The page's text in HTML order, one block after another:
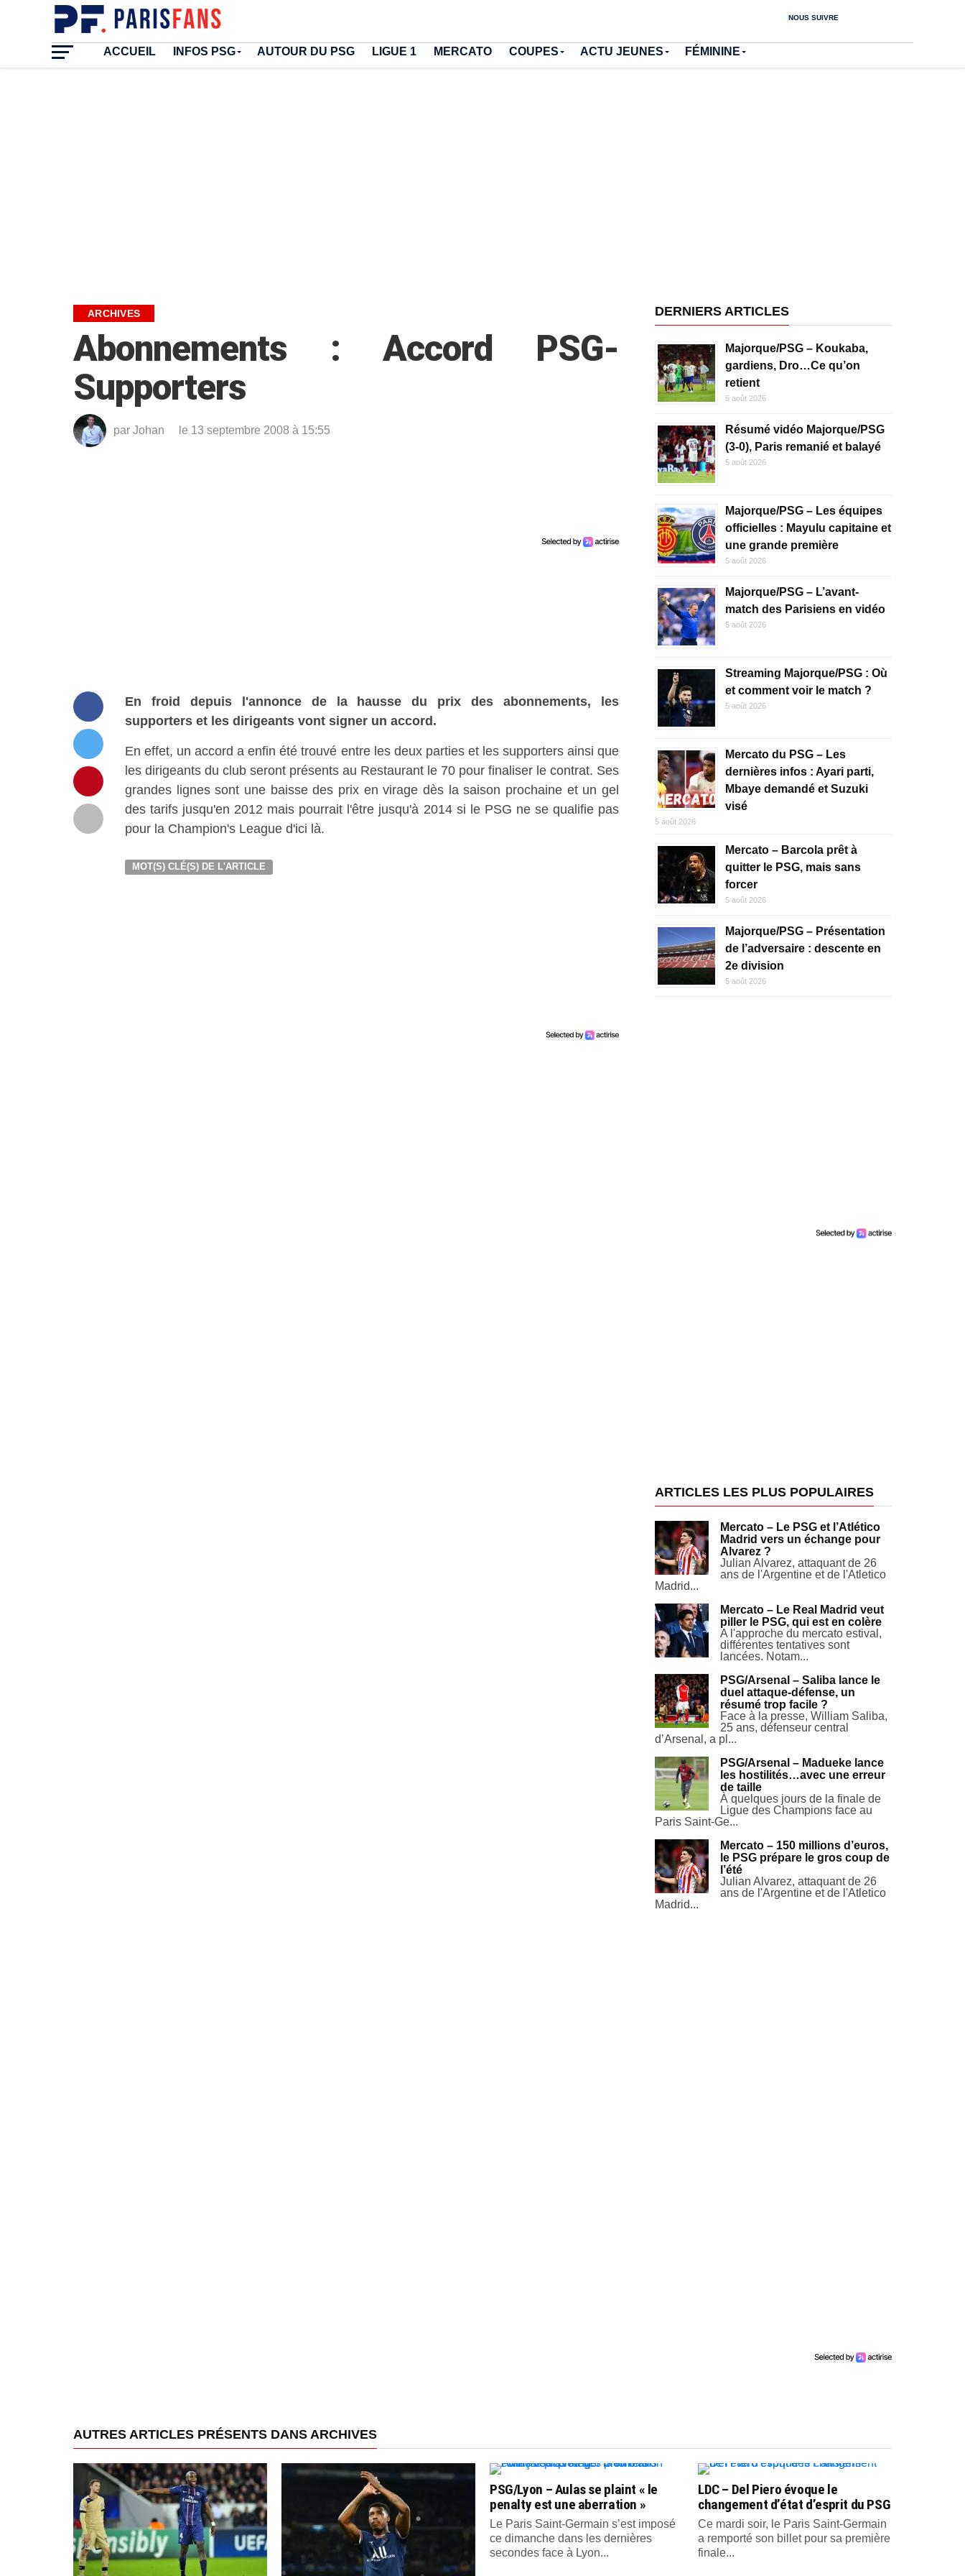
NOUS SUIVRE
ACCUEIL INFOS PSG AUTOUR DU PSG LIGUE 1 MERCATO COUPES ACTU JEUNES FÉMININE
ARCHIVES
Abonnements : Accord PSG-
Supporters
par Johan le 13 septembre 2008 à 15:55
En froid depuis l'annonce de la hausse du prix des abonnements, les
supporters et les dirigeants vont signer un accord.
En effet, un accord a enfin été trouvé entre les deux parties et les supporters ainsi que
les dirigeants du club seront présents au Restaurant le 70 pour finaliser le contrat. Ses
grandes lignes sont une baisse des prix en virage dès la saison prochaine et un gel
des tarifs jusqu'en 2012 mais pourrait l'être jusqu'à 2014 si le PSG ne se qualifie pas
pour la Champion's League d'ici là.
MOT(S) CLÉ(S) DE L'ARTICLE
DERNIERS ARTICLES
Majorque/PSG – Koukaba,
gardiens, Dro…Ce qu’on
retient
5 août 2026
Résumé vidéo Majorque/PSG
(3-0), Paris remanié et balayé
5 août 2026
Majorque/PSG – Les équipes
officielles : Mayulu capitaine et
une grande première
5 août 2026
Majorque/PSG – L’avant-
match des Parisiens en vidéo
5 août 2026
Streaming Majorque/PSG : Où
et comment voir le match ?
5 août 2026
Mercato du PSG – Les
dernières infos : Ayari parti,
Mbaye demandé et Suzuki
visé
5 août 2026
Mercato – Barcola prêt à
quitter le PSG, mais sans
forcer
5 août 2026
Majorque/PSG – Présentation
de l’adversaire : descente en
2e division
5 août 2026
ARTICLES LES PLUS POPULAIRES
Mercato – Le PSG et l’Atlético
Madrid vers un échange pour
Alvarez ?
Julian Alvarez, attaquant de 26
ans de l'Argentine et de l'Atletico
Madrid...
Mercato – Le Real Madrid veut
piller le PSG, qui est en colère
A l'approche du mercato estival,
différentes tentatives sont
lancées. Notam...
PSG/Arsenal – Saliba lance le
duel attaque-défense, un
résumé trop facile ?
Face à la presse, William Saliba,
25 ans, défenseur central
d’Arsenal, a pl...
PSG/Arsenal – Madueke lance
les hostilités…avec une erreur
de taille
À quelques jours de la finale de
Ligue des Champions face au
Paris Saint-Ge...
Mercato – 150 millions d’euros,
le PSG prépare le gros coup de
l’été
Julian Alvarez, attaquant de 26
ans de l'Argentine et de l'Atletico
Madrid...
AUTRES ARTICLES PRÉSENTS DANS ARCHIVES
PSG/Lyon – Aulas se plaint « le
penalty est une aberration »
Le Paris Saint-Germain s’est imposé
ce dimanche dans les dernières
secondes face à Lyon...
LDC – Del Piero évoque le
changement d’état d’esprit du PSG
Ce mardi soir, le Paris Saint-Germain
a remporté son billet pour sa première
finale...